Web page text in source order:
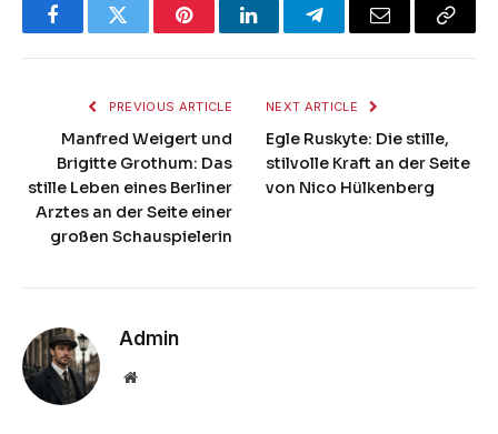
FacebookTwitter PinterestLinkedInTelegramEmail
Copy
PREVIOUS ARTICLE
Manfred Weigert und
Brigitte Grothum: Das
stille Leben eines Berliner
Arztes an der Seite einer
großen Schauspielerin
NEXT ARTICLE
Egle Ruskyte: Die stille,
stilvolle Kraft an der Seite
von Nico Hülkenberg
Admin
Website